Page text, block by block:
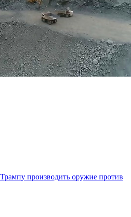
производить оружие против